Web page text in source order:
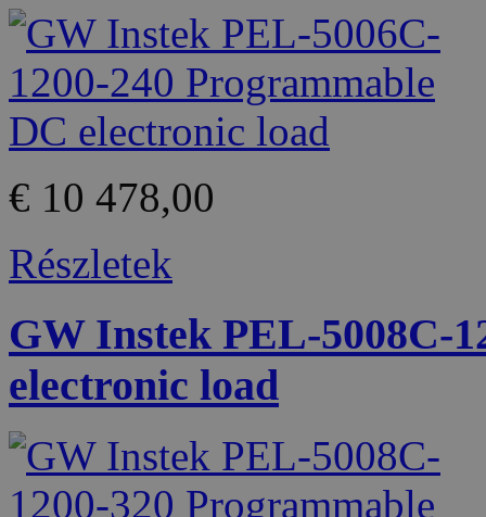
€ 10 478,00
Részletek
GW Instek PEL-5008C-
electronic load